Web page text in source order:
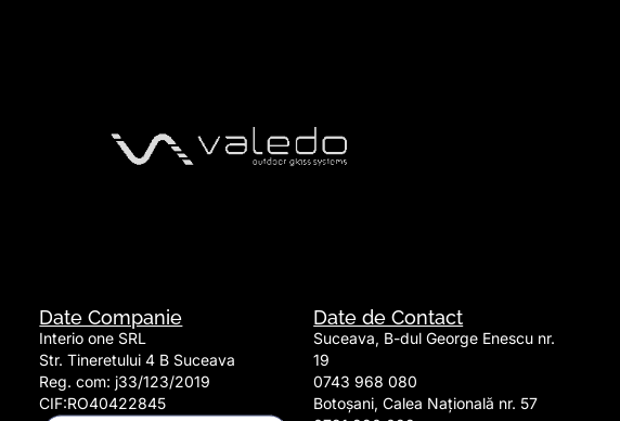
Date Companie
Interio one SRL
Str. Tineretului 4 B Suceava
Reg. com: j33/123/2019
CIF:RO40422845
Date de Contact
Suceava, B-dul George Enescu nr.
19
0743 968 080
Botoșani, Calea Națională nr. 57